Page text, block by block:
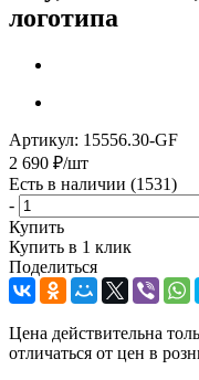
логотипа
Артикул: 15556.30-GF
2 690 ₽/шт
Есть в наличии (1531)
-
Купить
Купить в 1 клик
Поделиться
Цена действительна
отличаться от цен в